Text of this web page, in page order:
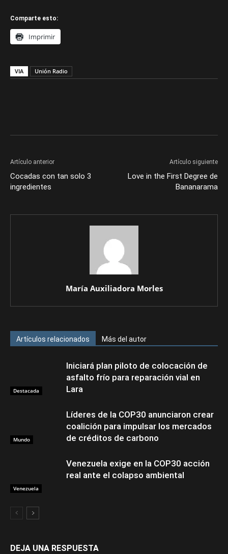
Comparte esto:
Imprimir
VIA Unión Radio
Artículo anterior
Cocadas con tan solo 3
ingredientes
Artículo siguiente
Love in the First Degree de
Bananarama
María Auxiliadora Morles
Artículos relacionados Más del autor
Destacada
Iniciará plan piloto de colocación de
asfalto frío para reparación vial en
Lara
Mundo
Líderes de la COP30 anunciaron crear
coalición para impulsar los mercados
de créditos de carbono
Venezuela
Venezuela exige en la COP30 acción
real ante el colapso ambiental
DEJA UNA RESPUESTA